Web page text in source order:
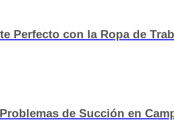
Perfecto con la Ropa de
de Succión en